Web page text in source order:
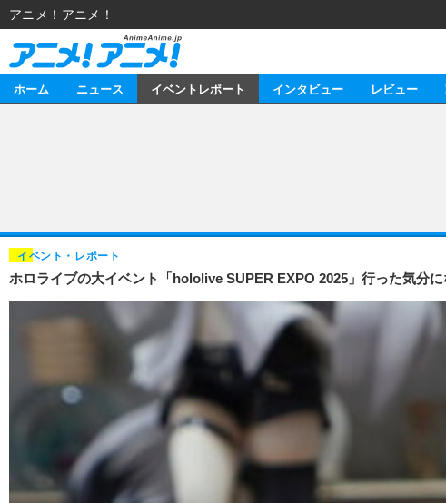
ゲーム
イベント
海外イベント
俳優・タレント
ビジネス
アニメ
書評
動画
アニメ
アニメ！アニメ！TV
連載・コラム
ホーム ニュース イベントレポート インタビュー レビュー
ホロライブの大イベント「hololive SUPER EXPO 2025」行った気分
イベント・レポート
アニメ！アニメ！